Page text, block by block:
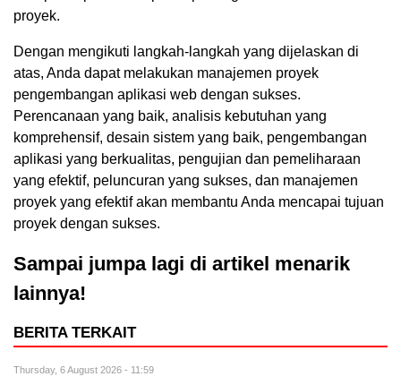
proyek.
Dengan mengikuti langkah-langkah yang dijelaskan di
atas, Anda dapat melakukan manajemen proyek
pengembangan aplikasi web dengan sukses.
Perencanaan yang baik, analisis kebutuhan yang
komprehensif, desain sistem yang baik, pengembangan
aplikasi yang berkualitas, pengujian dan pemeliharaan
yang efektif, peluncuran yang sukses, dan manajemen
proyek yang efektif akan membantu Anda mencapai tujuan
proyek dengan sukses.
Sampai jumpa lagi di artikel menarik
lainnya!
BERITA TERKAIT
Thursday, 6 August 2026 - 11:59